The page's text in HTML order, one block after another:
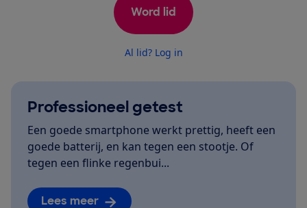
Word lid
Al lid? Log in
Professioneel getest
Een goede smartphone werkt prettig, heeft een
goede batterij, en kan tegen een stootje. Of
tegen een flinke regenbui...
Lees meer